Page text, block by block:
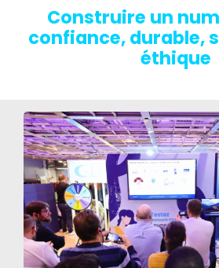
Construire un
confiance, durable,
éthique